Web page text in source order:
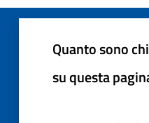
Quanto sono
su questa